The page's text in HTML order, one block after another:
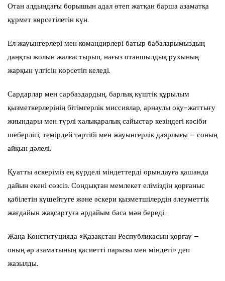
Отан алдындағы борышын адал өтеп жатқан барша азаматқа
құрмет көрсетілетін күн.
Ел жауынгерлері мен командирлері батыр бабаларымыздың
даңқты жолын жалғастырып, нағыз отаншылдық рухының
жарқын үлгісін көрсетіп келеді.
Сардарлар мен сарбаздардың, барлық күштік құрылым
қызметкерлерінің бітімгерлік миссиялар, арнаулы оқу-жаттығу
жиындары мен түрлі халықаралық сайыстар кезіндегі кәсіби
шеберлігі, темірдей тәртібі мен жауынгерлік даярлығы – соның
айқын дәлелі.
Қуатты әскеріміз ең күрделі міндеттерді орындауға қашанда
дайын екені сөзсіз. Сондықтан мемлекет еліміздің қорғаныс
қабілетін күшейтуге және әскери қызметшілердің әлеуметтік
жағдайын жақсартуға әрдайым баса мән береді.
Жаңа Конституцияда «Қазақстан Республикасын қорғау –
оның әр азаматының қасиетті парызы мен міндеті» деп
жазылды.